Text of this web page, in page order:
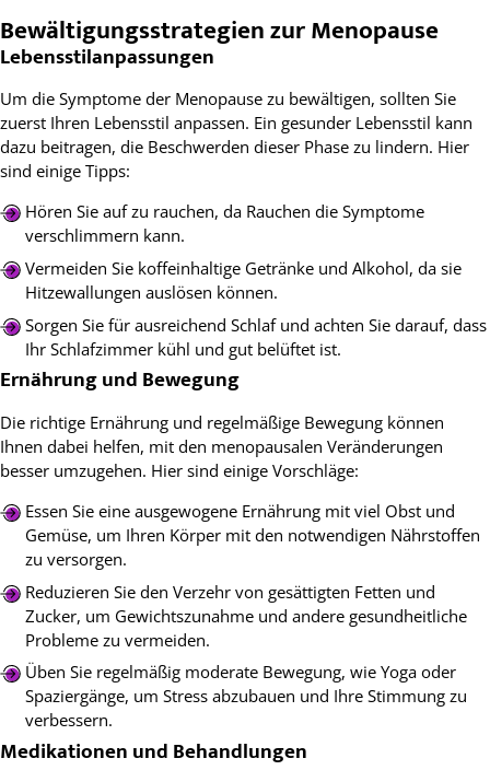
Bewältigungsstrategien zur Menopause
Lebensstilanpassungen
Um die Symptome der Menopause zu bewältigen, sollten Sie
zuerst Ihren Lebensstil anpassen. Ein gesunder Lebensstil kann
dazu beitragen, die Beschwerden dieser Phase zu lindern. Hier
sind einige Tipps:
Hören Sie auf zu rauchen, da Rauchen die Symptome
verschlimmern kann.
Vermeiden Sie koffeinhaltige Getränke und Alkohol, da sie
Hitzewallungen auslösen können.
Sorgen Sie für ausreichend Schlaf und achten Sie darauf, dass
Ihr Schlafzimmer kühl und gut belüftet ist.
Ernährung und Bewegung
Die richtige Ernährung und regelmäßige Bewegung können
Ihnen dabei helfen, mit den menopausalen Veränderungen
besser umzugehen. Hier sind einige Vorschläge:
Essen Sie eine ausgewogene Ernährung mit viel Obst und
Gemüse, um Ihren Körper mit den notwendigen Nährstoffen
zu versorgen.
Reduzieren Sie den Verzehr von gesättigten Fetten und
Zucker, um Gewichtszunahme und andere gesundheitliche
Probleme zu vermeiden.
Üben Sie regelmäßig moderate Bewegung, wie Yoga oder
Spaziergänge, um Stress abzubauen und Ihre Stimmung zu
verbessern.
Medikationen und Behandlungen